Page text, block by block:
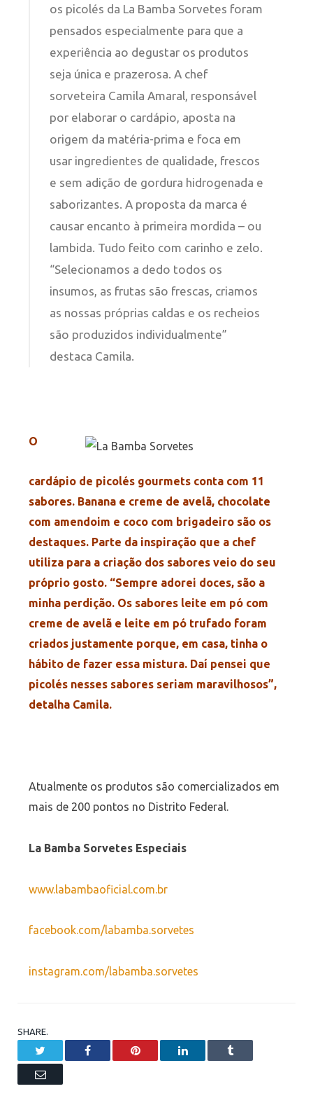
os picolés da La Bamba Sorvetes foram
pensados especialmente para que a
experiência ao degustar os produtos
seja única e prazerosa. A chef
sorveteira Camila Amaral, responsável
por elaborar o cardápio, aposta na
origem da matéria-prima e foca em
usar ingredientes de qualidade, frescos
e sem adição de gordura hidrogenada e
saborizantes. A proposta da marca é
causar encanto à primeira mordida – ou
lambida. Tudo feito com carinho e zelo.
“Selecionamos a dedo todos os
insumos, as frutas são frescas, criamos
as nossas próprias caldas e os recheios
são produzidos individualmente”
destaca Camila.
O
cardápio de picolés gourmets conta com 11
sabores. Banana e creme de avelã, chocolate
com amendoim e coco com brigadeiro são os
destaques. Parte da inspiração que a chef
utiliza para a criação dos sabores veio do seu
próprio gosto. “Sempre adorei doces, são a
minha perdição. Os sabores leite em pó com
creme de avelã e leite em pó trufado foram
criados justamente porque, em casa, tinha o
hábito de fazer essa mistura. Daí pensei que
picolés nesses sabores seriam maravilhosos”,
detalha Camila.
Atualmente os produtos são comercializados em
mais de 200 pontos no Distrito Federal.
La Bamba Sorvetes Especiais
www.labambaoficial.com.br
facebook.com/labamba.sorvetes
instagram.com/labamba.sorvetes
SHARE.
Facebook Pinterest LinkedIn Tumblr
Email